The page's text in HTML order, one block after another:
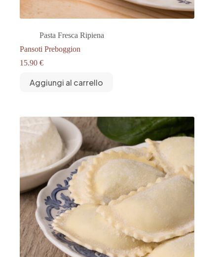
Pasta Fresca Ripiena
Pansoti Preboggion
15.90 €
Aggiungi al carrello